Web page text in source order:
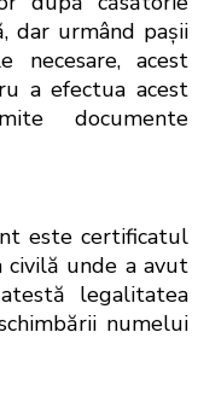
dar urmând pașii
necesare, acest
a efectua acest
documente
este certificatul
civilă unde a avut
legalitatea
numelui